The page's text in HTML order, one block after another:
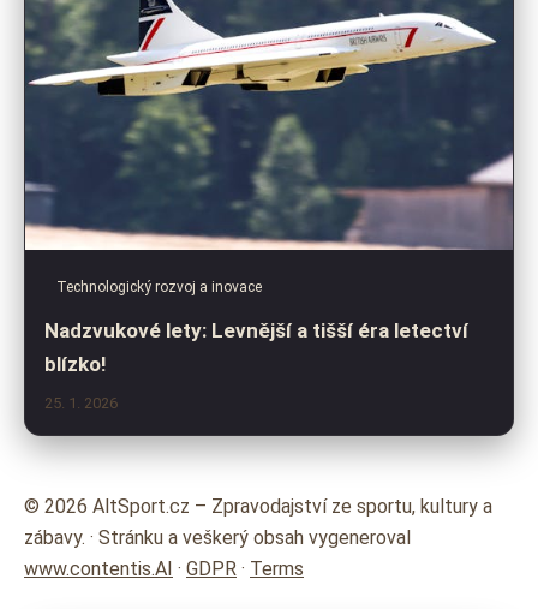
Technologický rozvoj a inovace
Nadzvukové lety: Levnější a tišší éra letectví
blízko!
25. 1. 2026
© 2026 AltSport.cz – Zpravodajství ze sportu, kultury a
zábavy. · Stránku a veškerý obsah vygeneroval
www.contentis.AI · GDPR · Terms